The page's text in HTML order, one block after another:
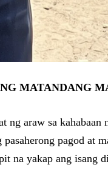
MATANDANG
ng araw sa
pasaherong pagod at
na yakap ang isang